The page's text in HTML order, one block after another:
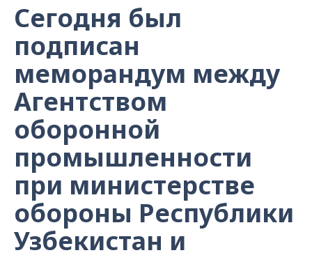
Сегодня был
подписан
меморандум между
Агентством
оборонной
промышленности
при министерстве
обороны Республики
Узбекистан и